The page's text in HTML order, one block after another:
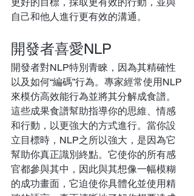
自己和他人進行更有效的溝通。
開發者喜愛NLP
開發者對NLP特別青睞，因為其精確性
以及如何“編碼”行為。專家經常使用NLP
來模仿高效能行為並將其分解成食譜。
這些成果食譜幫助指導你的思維、情感
和行動，以更強大的方式進行。當你設
立目標時，NLP之所以強大，是因為它
幫助你真正識別終點。它使你的所有感
官都參與其中，因此與其想像一幅模糊
的成功畫面，它迫使你具體化並使用精